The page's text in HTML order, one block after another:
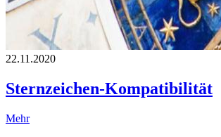
22.11.2020
Sternzeichen-Kompatibilität
Mehr